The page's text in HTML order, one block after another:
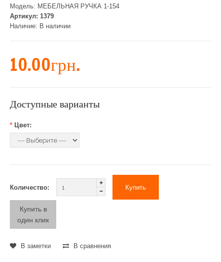
Модель: МЕБЕЛЬНАЯ РУЧКА 1-154
Артикул: 1379
Наличие: В наличии
10.00грн.
Доступные варианты
* Цвет:
Количество:
Купить в
один клик
В заметки В сравнения